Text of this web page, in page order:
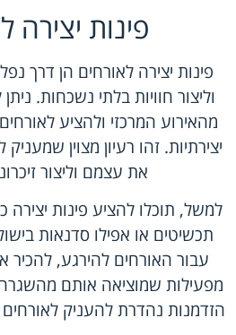
פינות יצירה
פינות יצירה לאורחים הן דרך
וליצור חוויות בלתי נשכחות.
מהאירוע המרכזי ולהציע
יצירתיות. זהו רעיון מצוין
את עצמם וליצור
למשל, תוכלו להציע פינות יצירה
תכשיטים או אפילו סדנאות
עבור האורחים להירגע, להכיר
מפעילות שמוציאה אותם מהשגרה.
הזדמנות נהדרת להעניק